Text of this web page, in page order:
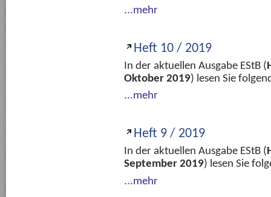
...mehr
Heft 10 / 2019
In der aktuellen Ausgabe EStB (
Oktober 2019) lesen Sie
...mehr
Heft 9 / 2019
In der aktuellen Ausgabe EStB (
September 2019) lesen Sie
...mehr